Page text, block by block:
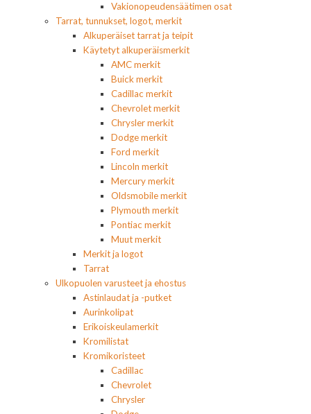
Vakionopeudensäätimen osat
Tarrat, tunnukset, logot, merkit
Alkuperäiset tarrat ja teipit
Käytetyt alkuperäismerkit
AMC merkit
Buick merkit
Cadillac merkit
Chevrolet merkit
Chrysler merkit
Dodge merkit
Ford merkit
Lincoln merkit
Mercury merkit
Oldsmobile merkit
Plymouth merkit
Pontiac merkit
Muut merkit
Merkit ja logot
Tarrat
Ulkopuolen varusteet ja ehostus
Astinlaudat ja -putket
Aurinkolipat
Erikoiskeulamerkit
Kromilistat
Kromikoristeet
Cadillac
Chevrolet
Chrysler